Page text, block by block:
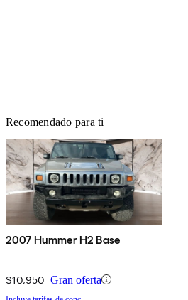
Recomendado para ti
2007 Hummer H2 Base
$10,950 Gran oferta